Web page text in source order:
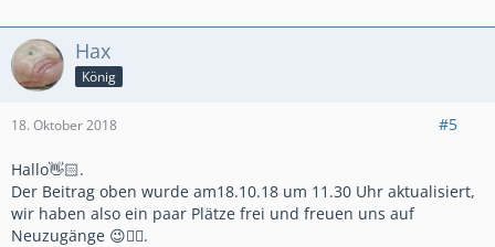
Hax
König
18. Oktober 2018 #5
Hallo👋🏻.
Der Beitrag oben wurde am18.10.18 um 11.30 Uhr aktualisiert,
wir haben also ein paar Plätze frei und freuen uns auf
Neuzugänge 😉✊🏻.